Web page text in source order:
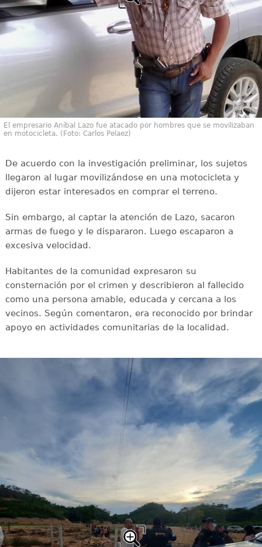
El empresario Aníbal Lazo fue atacado por hombres que se movilizaban
en motocicleta. (Foto: Carlos Pelaez)
De acuerdo con la investigación preliminar, los sujetos
llegaron al lugar movilizándose en una motocicleta y
dijeron estar interesados en comprar el terreno.
Sin embargo, al captar la atención de Lazo, sacaron
armas de fuego y le dispararon. Luego escaparon a
excesiva velocidad.
Habitantes de la comunidad expresaron su
consternación por el crimen y describieron al fallecido
como una persona amable, educada y cercana a los
vecinos. Según comentaron, era reconocido por brindar
apoyo en actividades comunitarias de la localidad.